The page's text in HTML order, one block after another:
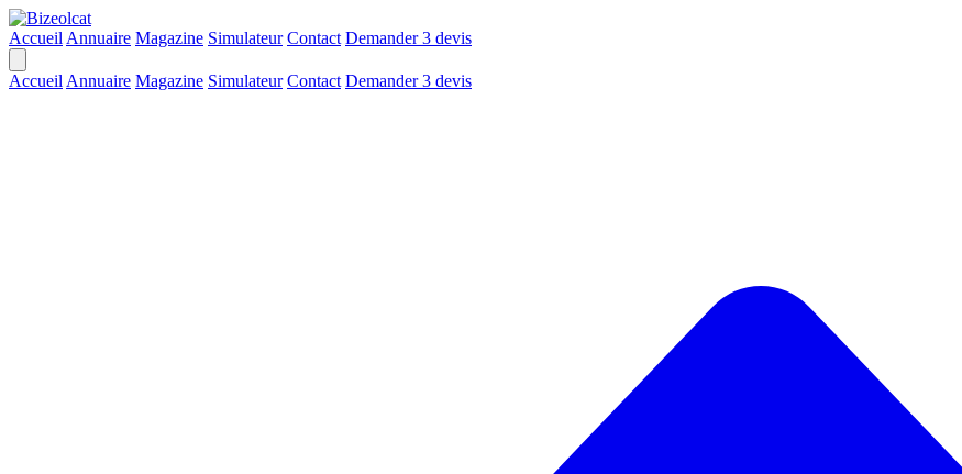
Accueil Annuaire Magazine Simulateur Contact Demander 3 devis
Accueil Annuaire Magazine Simulateur Contact Demander 3 devis